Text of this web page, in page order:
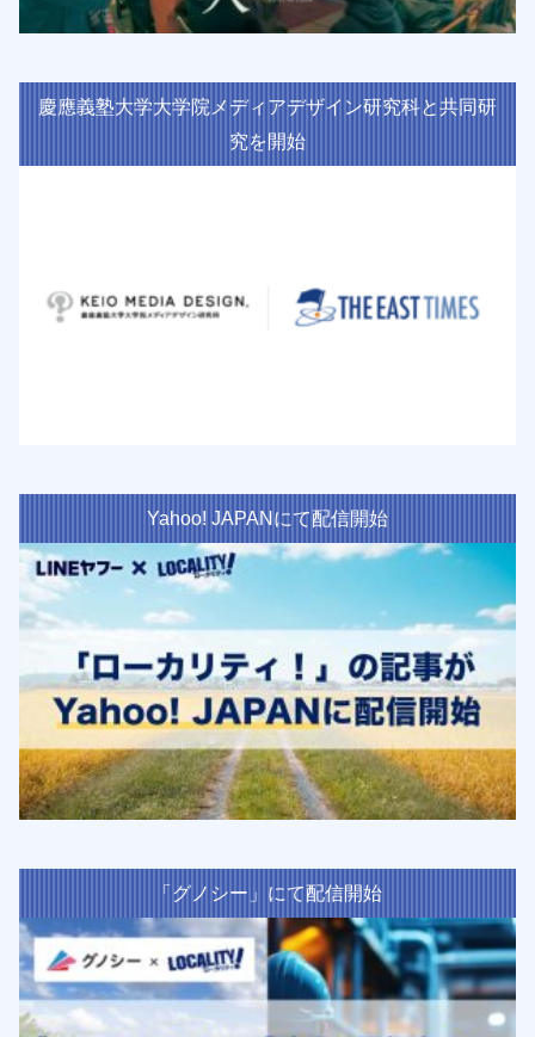
慶應義塾大学大学院メディアデザイン研究科と共同研
究を開始
Yahoo! JAPANにて配信開始
「グノシー」にて配信開始